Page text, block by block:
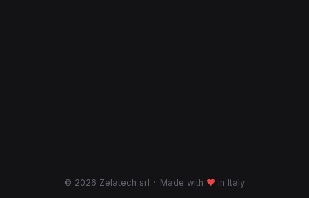
© 2026 Zelatech srl · Made with ♥ in Italy